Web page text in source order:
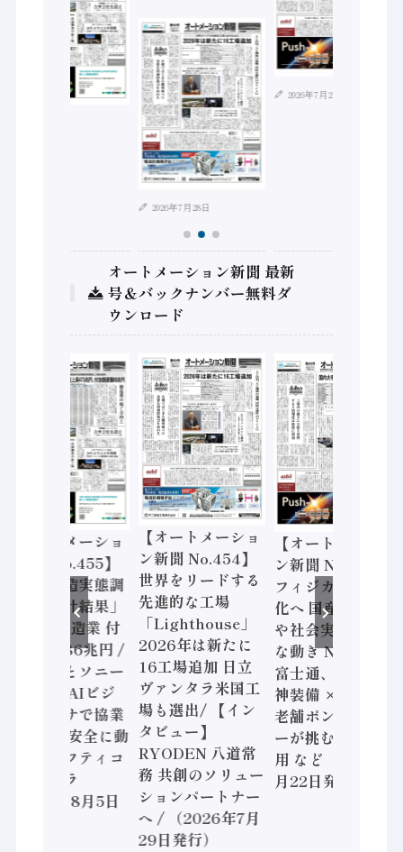
2026年7月28日
2026年7月21日
オートメーション新聞 最新
号＆バックナンバー無料ダ
ウンロード
【オートメーショ
ン新聞 No.455】
「経済構造実態調
査二次集計結果」
2024年製造業 付
加価値額86兆円 /
三菱電機とソニー
セミコン AIビジ
ョンセンサで協業
/ IDEC、安全に動
かすセーフティコ
ントローラ
（2026年8月5日
【オートメーショ
ン新聞 No.454】
世界をリードする
先進的な工場
「Lighthouse」
2026年は新たに
16工場追加 日立
ヴァンタラ米国工
場も選出/ 【イン
タビュー】
RYODEN 八道常
務 共創のソリュー
ションパートナー
へ / （2026年7月
29日発行）
【オートメーショ
ン新聞 No.453】
フィジカルAI本格
化へ 国産AI開発
や社会実装に活発
な動き Noetra、
富士通、日立 / 兵
神装備 × HMS、
老舗ポンプメーカ
ーが挑むデータ活
用 など（2026年7
月22日発行）